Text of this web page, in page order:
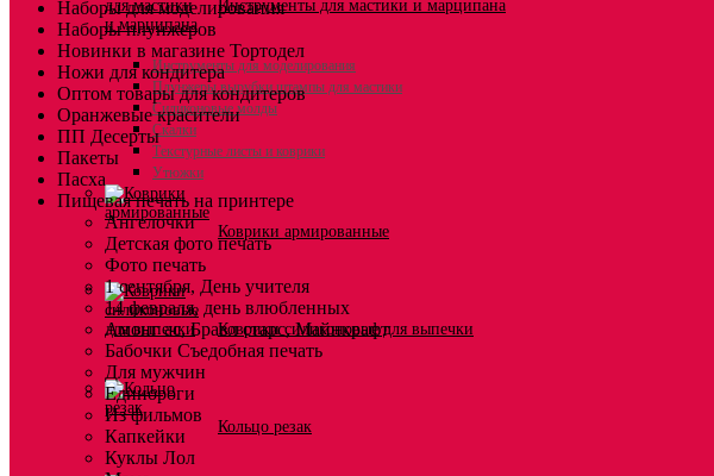
Инструменты для мастики и марципана
Инструменты для моделирования
Плунжеры вырубки штампы для мастики
Силиконовые молды
Скалки
Текстурные листы и коврики
Утюжки
Коврики армированные
Коврики силиконовые для выпечки
Кольцо резак
Наборы для моделирования
Наборы плунжеров
Новинки в магазине Тортодел
Ножи для кондитера
Оптом товары для кондитеров
Оранжевые красители
ПП Десерты
Пакеты
Пасха
Пищевая печать на принтере
Ангелочки
Детская фото печать
Фото печать
1 сентября, День учителя
14 февраля, день влюбленных
Амонг ас, Бравл старс, Майнкрафт
Бабочки Съедобная печать
Для мужчин
Единороги
Из фильмов
Капкейки
Куклы Лол